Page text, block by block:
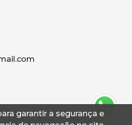
garantir a segurança e
os direitos reservados.